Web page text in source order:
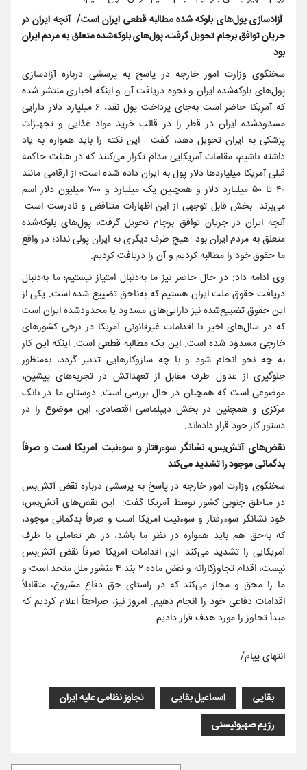
آزادسازی پول‌های بلوکه شده مطالبه قطعی ایران است/ آنچه ایران در
جریان توافق برجام تحویل گرفت، پول‌های بلوکه‌شده متعلق به مردم ایران
بود
سخنگوی وزارت امور خارجه در پاسخ به پرسشی درباره آزادسازی
پول‌های بلوکه‌شده ایران و نحوه دریافت آن و اینکه اخباری منتشر شده
که آمریکا حاضر است به‌جای پرداخت پول نقد، ۶ میلیارد دلار دارایی
مسدودشده ایران در قطر را در قالب خرید مواد غذایی و تجهیزات
پزشکی به ایران تحویل دهد، گفت: این نکته را باید همواره به یاد
داشته باشیم، مقامات آمریکایی مدام تکرار می‌کنند که در هیئت حاکمه
قبلی آمریکا میلیاردها دلار پول به ایران داده شده است؛ از ارقامی مانند
۴۰ تا ۵۰ میلیارد دلار و همچنین یک میلیارد و ۷۰۰ میلیون دلار اسم
می‌برند. بخش قابل توجهی از این اظهارات متناقض و نادرست است.
آنچه ایران در جریان توافق برجام تحویل گرفت، پول‌های بلوکه‌شده
متعلق به مردم ایران بود. هیچ طرف دیگری به ایران پولی نداد؛ در واقع
ما حقوق خود را مطالبه کردیم و آن را دریافت کردیم.
وی ادامه داد: در حال حاضر نیز ما به‌دنبال امتیاز نیستیم؛ ما به‌دنبال
دریافت حقوق ملت ایران هستیم که به‌ناحق تضییع شده است. یکی از
این حقوق تضییع‌شده نیز دارایی‌های مسدود یا محدودشده ایران است
که در سال‌های اخیر با اقدامات غیرقانونی آمریکا در برخی کشورهای
خارجی مسدود شده است. این یک مطالبه قطعی است. اینکه این کار
به چه نحو انجام شود و با چه سازوکارهایی تدبیر گردد، به‌منظور
جلوگیری از عدول طرف مقابل از تعهداتش در تجربه‌های پیشین،
موضوعی است که همچنان در حال بررسی است. دوستان ما در بانک
مرکزی و همچنین در بخش دیپلماسی اقتصادی، این موضوع را در
دستور کار خود قرار داده‌اند.
نقض‌های آتش‌بس، نشانگر سوءرفتار و سوءنیت آمریکا است و صرفاً
بدگمانی موجود را تشدید می‌کند
سخنگوی وزارت امور خارجه در پاسخ به پرسشی درباره نقض آتش‌بس
در مناطق جنوبی کشور توسط آمریکا گفت: این نقض‌های آتش‌بس،
خود نشانگر سوءرفتار و سوءنیت آمریکا است و صرفاً بدگمانی موجود،
که به‌حق هم باید همواره در نظر ما باشد، در هر تعاملی با طرف
آمریکایی را تشدید می‌کند. این اقدامات آمریکا صرفاً نقض آتش‌بس
نیست، اقدام تجاوزکارانه و نقض ماده ۲ بند ۴ منشور ملل متحد است و
ما را محق و مجاز می‌کند که در راستای حق دفاع مشروع، متقابلاً
اقدامات دفاعی خود را انجام دهیم. امروز نیز، صراحتاً اعلام کردیم که
مبدأ تجاوز را مورد هدف قرار دادیم
انتهای پیام/
بقایی اسماعیل بقایی
تجاوز نظامی علیه ایران
رژیم صهیونیستی